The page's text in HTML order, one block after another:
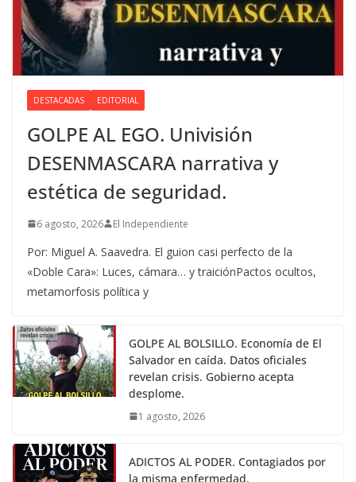
DESTACADAS EDITORIAL
GOLPE AL EGO. Univisión
DESENMASCARA narrativa y
estética de seguridad.
6 agosto, 2026 El Independiente
Por: Miguel A. Saavedra. El guion casi perfecto de la
«Doble Cara»: Luces, cámara… y traiciónPactos ocultos,
metamorfosis política y
GOLPE AL BOLSILLO. Economía de El
Salvador en caída. Datos oficiales
revelan crisis. Gobierno acepta
desplome.
1 agosto, 2026
ADICTOS AL PODER. Contagiados por
la misma enfermedad.